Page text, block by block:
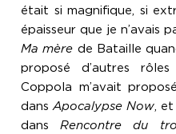
était si magnifique, si
épaisseur que je n’avais
Ma mère de Bataille
proposé d’autres
Coppola m’avait
dansApocalypse Now,
dansRencontre du